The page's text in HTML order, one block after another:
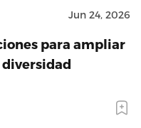
Jun 24, 2026
para ampliar
diversidad